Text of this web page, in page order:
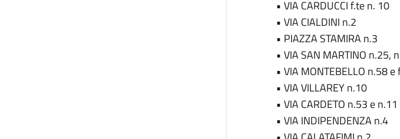
• VIA CARDUCCI f.te n. 10
• VIA CIALDINI n.2
• PIAZZA STAMIRA n.3
• VIA SAN MARTINO n.25,
• VIA MONTEBELLO n.58 e
• VIA VILLAREY n.10
• VIA CARDETO n.53 e n.11
• VIA INDIPENDENZA n.4